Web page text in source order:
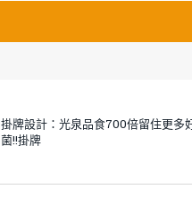
掛牌設計：光泉品食700倍留住更多
菌!!掛牌